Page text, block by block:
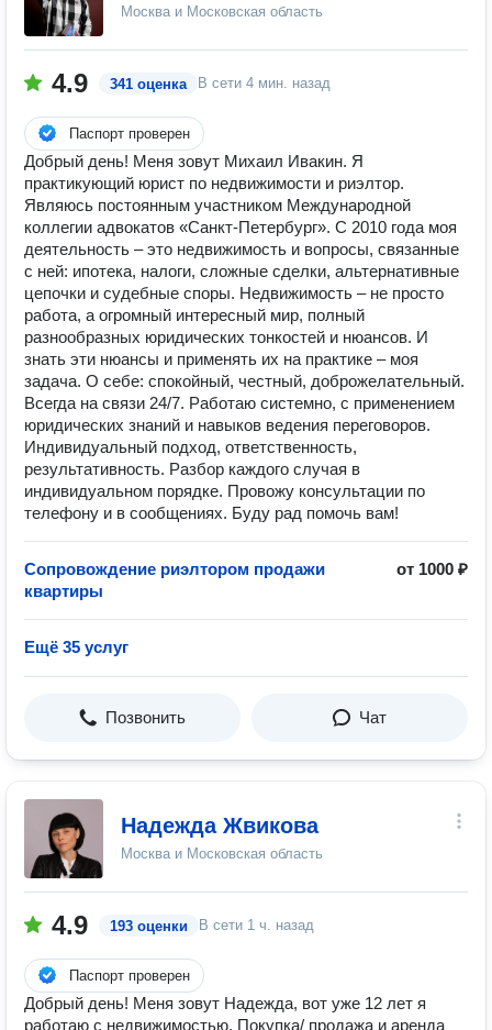
Москва и Московская область
4.9 341 оценка В сети 4 мин. назад
Паспорт проверен
Добрый день! Меня зовут Михаил Ивакин. Я
практикующий юрист по недвижимости и риэлтор.
Являюсь постоянным участником Международной
коллегии адвокатов «Санкт-Петербург». С 2010 года моя
деятельность – это недвижимость и вопросы, связанные
с ней: ипотека, налоги, сложные сделки, альтернативные
цепочки и судебные споры. Недвижимость – не просто
работа, а огромный интересный мир, полный
разнообразных юридических тонкостей и нюансов. И
знать эти нюансы и применять их на практике – моя
задача. О себе: спокойный, честный, доброжелательный.
Всегда на связи 24/7. Работаю системно, с применением
юридических знаний и навыков ведения переговоров.
Индивидуальный подход, ответственность,
результативность. Разбор каждого случая в
индивидуальном порядке. Провожу консультации по
телефону и в сообщениях. Буду рад помочь вам!
Сопровождение риэлтором продажи
квартиры
от 1000 ₽
Ещё 35 услуг
Позвонить Чат
Надежда Жвикова
Москва и Московская область
4.9 193 оценки В сети 1 ч. назад
Паспорт проверен
Добрый день! Меня зовут Надежда, вот уже 12 лет я
работаю с недвижимостью. Покупка/ продажа и аренда